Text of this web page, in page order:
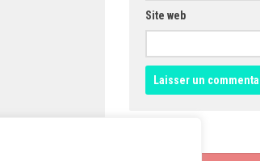
Site web